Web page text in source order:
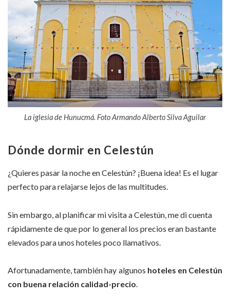
La iglesia de Hunucmá. Foto Armando Alberto Silva Aguilar
Dónde dormir en Celestún
¿Quieres pasar la noche en Celestún? ¡Buena idea! Es el lugar
perfecto para relajarse lejos de las multitudes.
Sin embargo, al planificar mi visita a Celestún, me di cuenta
rápidamente de que por lo general los precios eran bastante
elevados para unos hoteles poco llamativos.
Afortunadamente, también hay algunos hoteles en Celestún
con buena relación calidad-precio.